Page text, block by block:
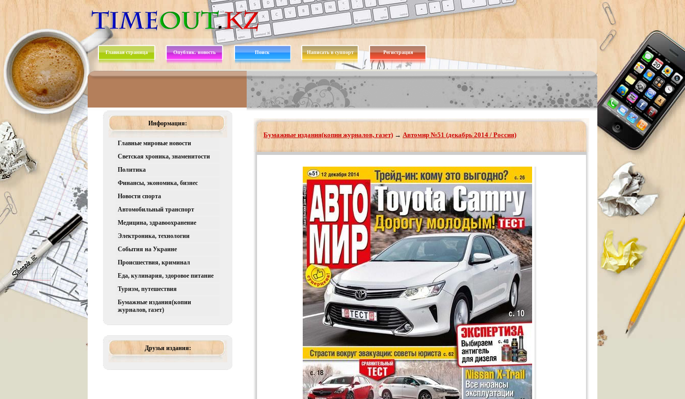
Главная страница Опублик. новость Поиск Написать в суппорт Регистрация
Информация:
Главные мировые новости
Светская хроника, знаменитости
Политика
Финансы, экономика, бизнес
Новости спорта
Автомобильный транспорт
Медицина, здравоохранение
Электроника, технологии
События на Украине
Происшествия, криминал
Еда, кулинария, здоровое питание
Туризм, путешествия
Бумажные издания(копии
журналов, газет)
Друзья издания:
Бумажные издания(копии журналов, газет) → Автомир №51 (декабрь 2014 / Россия)